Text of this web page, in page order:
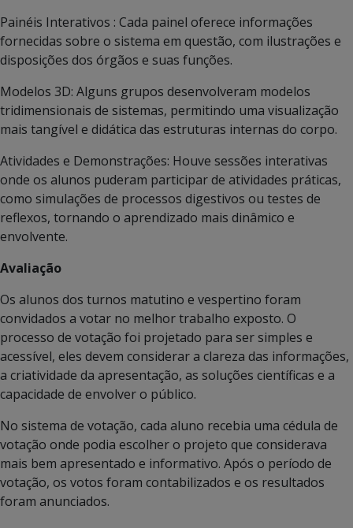
Painéis Interativos : Cada painel oferece informações
fornecidas sobre o sistema em questão, com ilustrações e
disposições dos órgãos e suas funções.
Modelos 3D: Alguns grupos desenvolveram modelos
tridimensionais de sistemas, permitindo uma visualização
mais tangível e didática das estruturas internas do corpo.
Atividades e Demonstrações: Houve sessões interativas
onde os alunos puderam participar de atividades práticas,
como simulações de processos digestivos ou testes de
reflexos, tornando o aprendizado mais dinâmico e
envolvente.
Avaliação
Os alunos dos turnos matutino e vespertino foram
convidados a votar no melhor trabalho exposto. O
processo de votação foi projetado para ser simples e
acessível, eles devem considerar a clareza das informações,
a criatividade da apresentação, as soluções científicas e a
capacidade de envolver o público.
No sistema de votação, cada aluno recebia uma cédula de
votação onde podia escolher o projeto que considerava
mais bem apresentado e informativo. Após o período de
votação, os votos foram contabilizados e os resultados
foram anunciados.